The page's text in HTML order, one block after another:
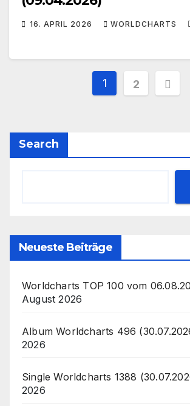
16. APRIL 2026 WORLDCHARTS
1 2
Search
Neueste Beiträge
Worldcharts TOP 100 vom
August 2026
Album Worldcharts 496
2026
Single Worldcharts 1388
2026